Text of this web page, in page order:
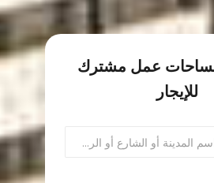
عمل مشترك
للإيجار
المدينة أو الشارع أو الرمز البريدي